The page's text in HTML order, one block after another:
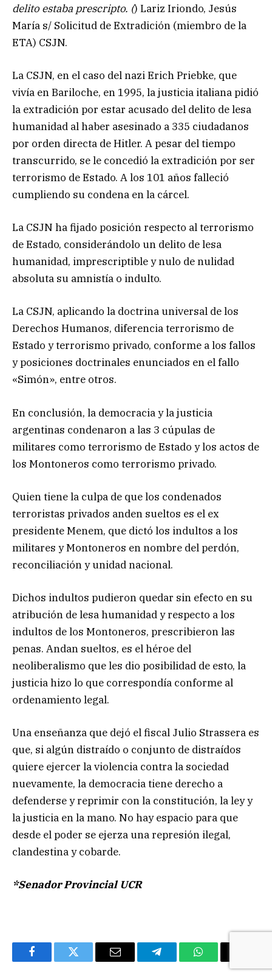
delito estaba prescripto. () Lariz Iriondo, Jesús
María s/ Solicitud de Extradición (miembro de la
ETA) CSJN.
La CSJN, en el caso del nazi Erich Priebke, que
vivía en Bariloche, en 1995, la justicia italiana pidió
la extradición por estar acusado del delito de lesa
humanidad al haber asesinado a 335 ciudadanos
por orden directa de Hitler. A pesar del tiempo
transcurrido, se le concedió la extradición por ser
terrorismo de Estado. A los 101 años falleció
cumpliendo su condena en la cárcel.
La CSJN ha fijado posición respecto al terrorismo
de Estado, considerándolo un delito de lesa
humanidad, imprescriptible y nulo de nulidad
absoluta su amnistía o indulto.
La CSJN, aplicando la doctrina universal de los
Derechos Humanos, diferencia terrorismo de
Estado y terrorismo privado, conforme a los fallos
y posiciones doctrinales enunciados en el fallo
«Simón», entre otros.
En conclusión, la democracia y la justicia
argentinas condenaron a las 3 cúpulas de
militares como terrorismo de Estado y los actos de
los Montoneros como terrorismo privado.
Quien tiene la culpa de que los condenados
terroristas privados anden sueltos es el ex
presidente Menem, que dictó los indultos a los
militares y Montoneros en nombre del perdón,
reconciliación y unidad nacional.
Dichos indultos pudieron quedar sin efecto en su
atribución de lesa humanidad y respecto a los
indultos de los Montoneros, prescribieron las
penas. Andan sueltos, es el héroe del
neoliberalismo que les dio posibilidad de esto, la
justicia hizo lo que correspondía conforme al
ordenamiento legal.
Una enseñanza que dejó el fiscal Julio Strassera es
que, si algún distraído o conjunto de distraídos
quiere ejercer la violencia contra la sociedad
nuevamente, la democracia tiene derecho a
defenderse y reprimir con la constitución, la ley y
la justicia en la mano. No hay espacio para que
desde el poder se ejerza una represión ilegal,
clandestina y cobarde.
*Senador Provincial UCR
FacebookTwitter Email TelegramWhatsApp